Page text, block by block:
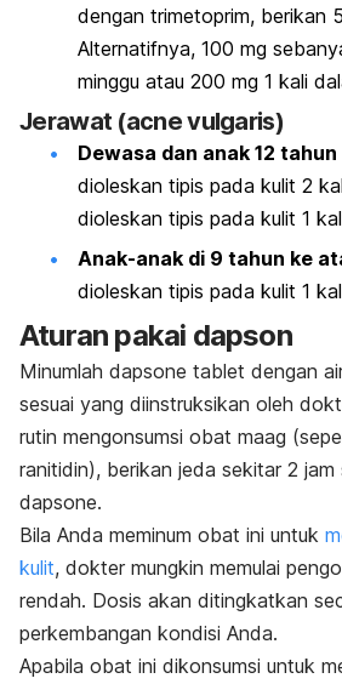
dengan trimetoprim, berikan
Alternatifnya, 100 mg
minggu atau 200 mg 1 kali
Jerawat (acne vulgaris)
Dewasa dan anak 12
dioleskan tipis pada kulit 2
dioleskan tipis pada kulit 1
Anak-anak di 9 tahun ke
dioleskan tipis pada kulit 1
Aturan pakai dapson
Minumlah dapsone tablet dengan
sesuai yang diinstruksikan oleh
rutin mengonsumsi obat maag
ranitidin), berikan jeda sekitar 2 jam
dapsone.
Bila Anda meminum obat ini untuk
kulit, dokter mungkin memulai
rendah. Dosis akan ditingkatkan
perkembangan kondisi Anda.
Apabila obat ini dikonsumsi untuk